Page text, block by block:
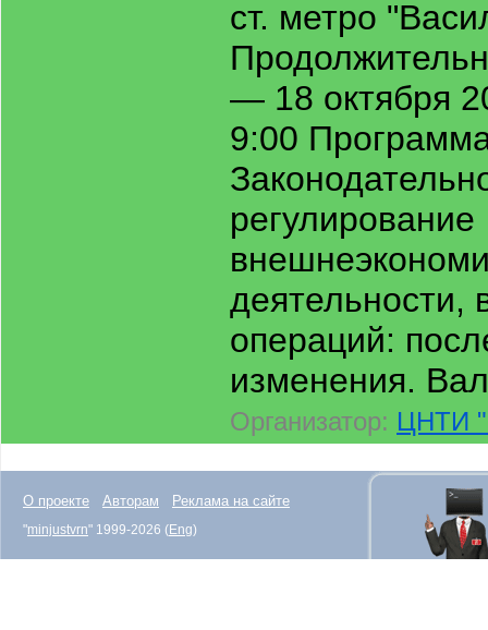
ст. метро
— 18 октября
9:00
регулирование
деятельности,
операций:
изменения.
Организатор: ЦНТИ
О проекте Авторам Реклама на сайте
"minjustvrn" 1999-2026 (Eng)